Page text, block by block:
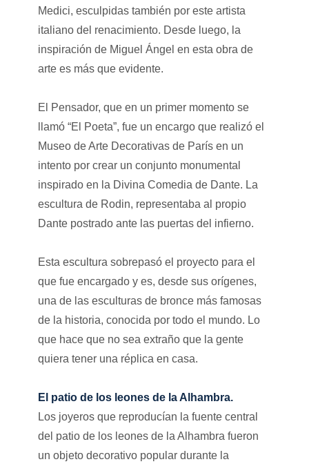
Medici, esculpidas también por este artista
italiano del renacimiento. Desde luego, la
inspiración de Miguel Ángel en esta obra de
arte es más que evidente.
El Pensador, que en un primer momento se
llamó “El Poeta”, fue un encargo que realizó el
Museo de Arte Decorativas de París en un
intento por crear un conjunto monumental
inspirado en la Divina Comedia de Dante. La
escultura de Rodin, representaba al propio
Dante postrado ante las puertas del infierno.
Esta escultura sobrepasó el proyecto para el
que fue encargado y es, desde sus orígenes,
una de las esculturas de bronce más famosas
de la historia, conocida por todo el mundo. Lo
que hace que no sea extraño que la gente
quiera tener una réplica en casa.
El patio de los leones de la Alhambra.
Los joyeros que reproducían la fuente central
del patio de los leones de la Alhambra fueron
un objeto decorativo popular durante la